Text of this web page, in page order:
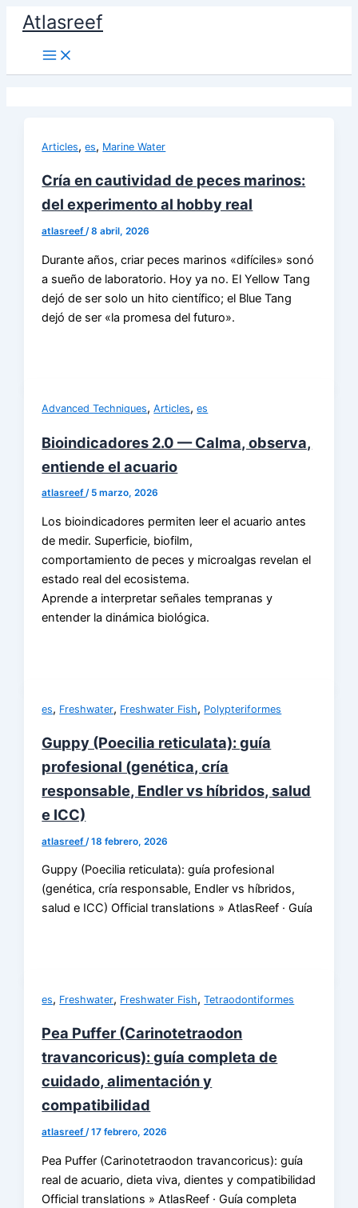
contenido
Atlasreef
Articles,es, Marine Water
Cría en cautividad de peces marinos:
del experimento al hobby real
atlasreef/8 abril, 2026
Durante años, criar peces marinos «difíciles» sonó
a sueño de laboratorio. Hoy ya no. El Yellow Tang
dejó de ser solo un hito científico; el Blue Tang
dejó de ser «la promesa del futuro».
Advanced Techniques,Articles,es
Bioindicadores 2.0 — Calma, observa,
entiende el acuario
atlasreef/ 5 marzo, 2026
Los bioindicadores permiten leer el acuario antes
de medir. Superficie, biofilm,
comportamiento de peces y microalgas revelan el
estado real del ecosistema.
Aprende a interpretar señales tempranas y
entender la dinámica biológica.
es, Freshwater, Freshwater Fish, Polypteriformes
Guppy (Poecilia reticulata): guía
profesional (genética, cría
responsable, Endler vs híbridos, salud
e ICC)
atlasreef /18 febrero, 2026
Guppy (Poecilia reticulata): guía profesional
(genética, cría responsable, Endler vs híbridos,
salud e ICC) Official translations » AtlasReef · Guía
es, Freshwater, Freshwater Fish,Tetraodontiformes
Pea Puffer (Carinotetraodon
travancoricus): guía completa de
cuidado, alimentación y
compatibilidad
atlasreef/17 febrero, 2026
Pea Puffer (Carinotetraodon travancoricus): guía
real de acuario, dieta viva, dientes y compatibilidad
Official translations » AtlasReef · Guía completa